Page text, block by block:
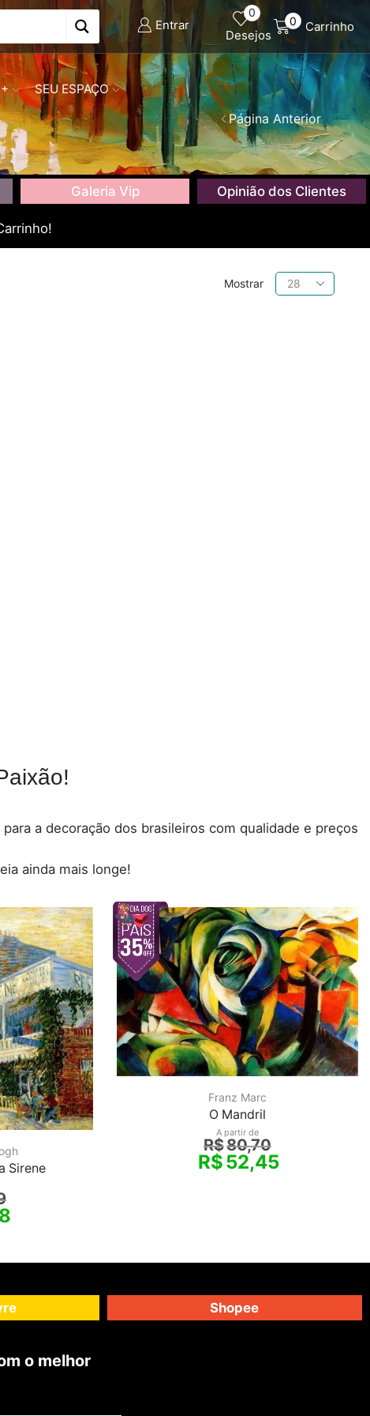
Entrar
0
Desejos
0 Carrinho
SEU ESPAÇO
Página Anterior
Galeria Vip Opinião dos Clientes
Mostrar
Produtos
por
a decoração dos brasileiros com qualidade e preços
ainda mais longe!
Sirene
Franz Marc
O Mandril
A partir de
R$80,70
R$52,45
Shopee
o melhor